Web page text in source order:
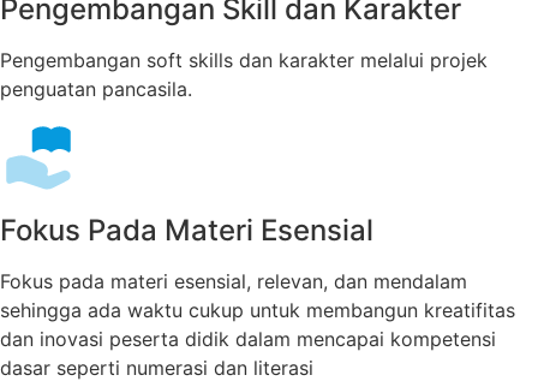
Pengembangan Skill dan Karakter
Pengembangan soft skills dan karakter melalui projek
penguatan pancasila.
Fokus Pada Materi Esensial
Fokus pada materi esensial, relevan, dan mendalam
sehingga ada waktu cukup untuk membangun kreatifitas
dan inovasi peserta didik dalam mencapai kompetensi
dasar seperti numerasi dan literasi